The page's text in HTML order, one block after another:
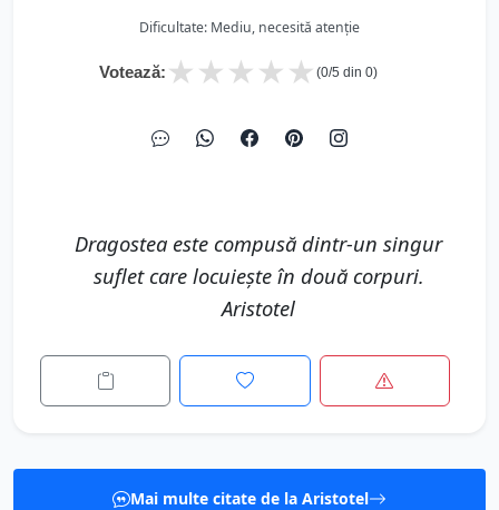
Dificultate: Mediu, necesită atenție
Votează: ★
★
★
★
★ (0/5 din 0)
Dragostea este compusă dintr-un singur
suflet care locuiește în două corpuri.
Aristotel
Mai multe citate de la Aristotel